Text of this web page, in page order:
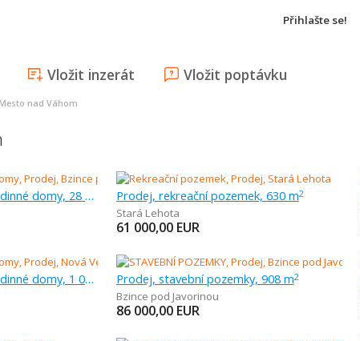
Přihlašte se!
Vložit inzerát Vložit poptávku
nad Váhom
Prodej, pozemek pro rodinné domy, 28 921 m Prodej, rekreační pozemek, 630 m2
Stará Lehota
61 000,00 EUR
Prodej, pozemek pro rodinné domy, 1 098 m Prodej, stavební pozemky, 908 m2
Bzince pod Javorinou
86 000,00 EUR